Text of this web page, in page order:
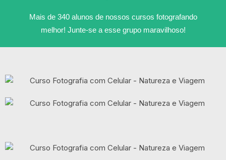
Mais de 340 alunos de nossos cursos fotografando
melhor! Junte-se a esse grupo maravilhoso!